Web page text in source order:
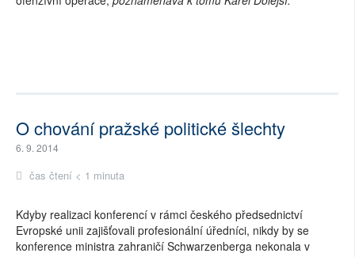
O chování pražské politické šlechty
6. 9. 2014
čas čtení < 1 minuta
Kdyby realizaci konferencí v rámci českého předsednictví
Evropské unii zajišťovali profesionální úředníci, nikdy by se
konference ministra zahraničí Schwarzenberga nekonala v